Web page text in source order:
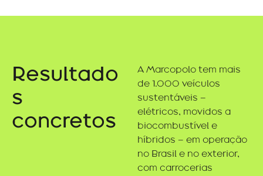
Resultado
s
concretos
A Marcopolo tem mais
de 1.000 veículos
sustentáveis –
elétricos, movidos a
biocombustível e
híbridos – em operação
no Brasil e no exterior,
com carrocerias